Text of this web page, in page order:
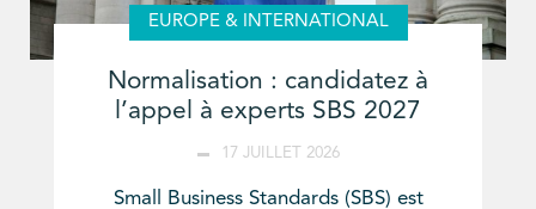
EUROPE & INTERNATIONAL
Normalisation : candidatez à
l’appel à experts SBS 2027
17 JUILLET 2026
Small Business Standards (SBS) est